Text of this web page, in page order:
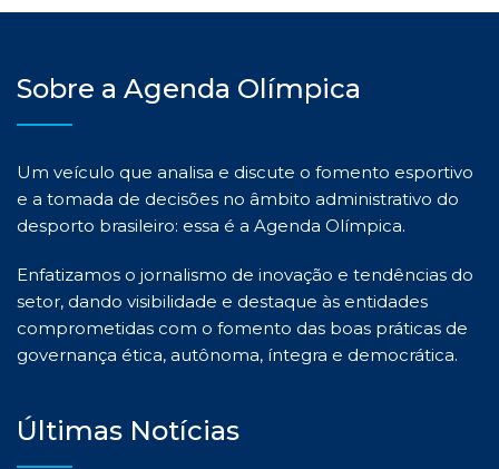
Sobre a Agenda Olímpica
Um veículo que analisa e discute o fomento esportivo
e a tomada de decisões no âmbito administrativo do
desporto brasileiro: essa é a Agenda Olímpica.
Enfatizamos o jornalismo de inovação e tendências do
setor, dando visibilidade e destaque às entidades
comprometidas com o fomento das boas práticas de
governança ética, autônoma, íntegra e democrática.
Últimas Notícias